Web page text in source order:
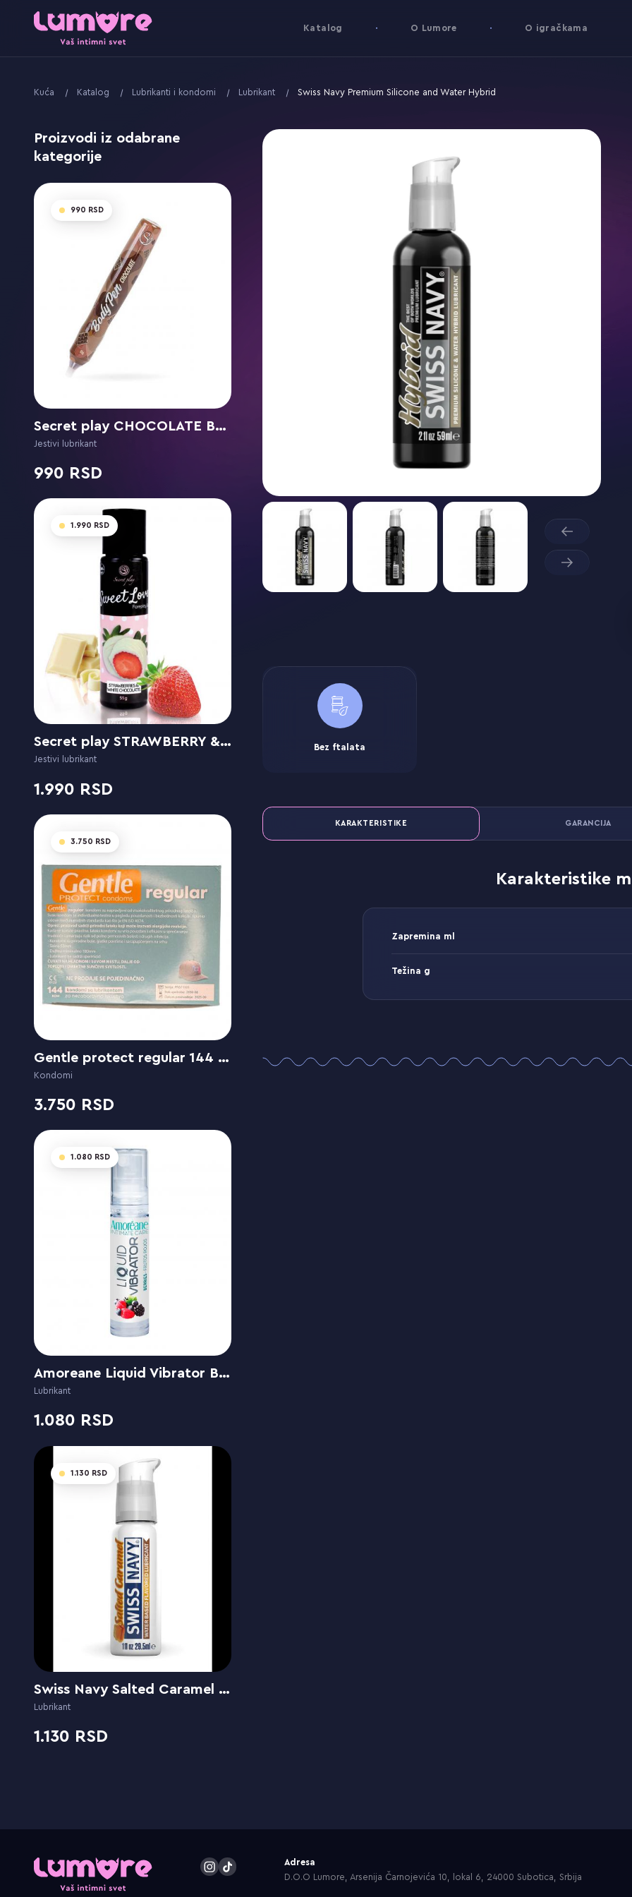
Katalog O Lumore O igračkama
Kuća Katalog Lubrikanti i kondomi Lubrikant Swiss Navy Premium Silicone and Water Hybrid
Proizvodi iz odabrane
kategorije
990
Secret play CHOCOLATE BODY PEN
Jestivi lubrikant
990
1.990
Secret play STRAWBERRY & WHITE CHOCOLATE GEL - SWEET LOVE
Jestivi lubrikant
1.990
3.750
Gentle protect regular 144 komada
Kondomi
3.750
1.080
Amoreane Liquid Vibrator Berries
Lubrikant
1.080
1.130
Swiss Navy Salted Caramel flavor
Lubrikant
1.130
Bez ftalata
KARAKTERISTIKE GARANCIJA
Karakteristike
Zapremina ml
Težina g
Adresa
D.O.O Lumore, Arsenija Čarnojevića 10, lokal 6, 24000 Subotica, Srbija